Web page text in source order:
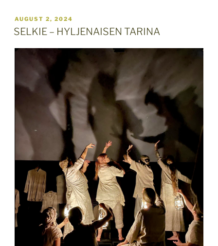
POSTED
ON
AUGUST 2, 2024
SELKIE – HYLJENAISEN TARINA